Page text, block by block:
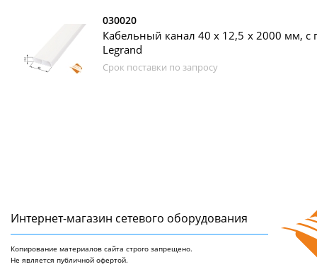
030020
Кабельный канал 40 х 12,5 x 2000 мм, с
Legrand
Срок поставки по запросу
Интернет-магазин сетeвого оборудования
Копирование материалов сайта строго запрещено.
Не является публичной офертой.